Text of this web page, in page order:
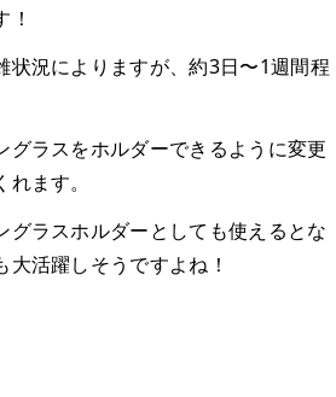
状況によりますが、約3日〜1週間程
グラスをホルダーできるように変更
ます。
グラスホルダーとしても使えるとな
活躍しそうですよね！